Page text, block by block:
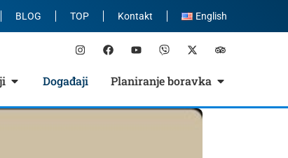
BLOG TOP Kontakt English
Događaji Planiranje boravka